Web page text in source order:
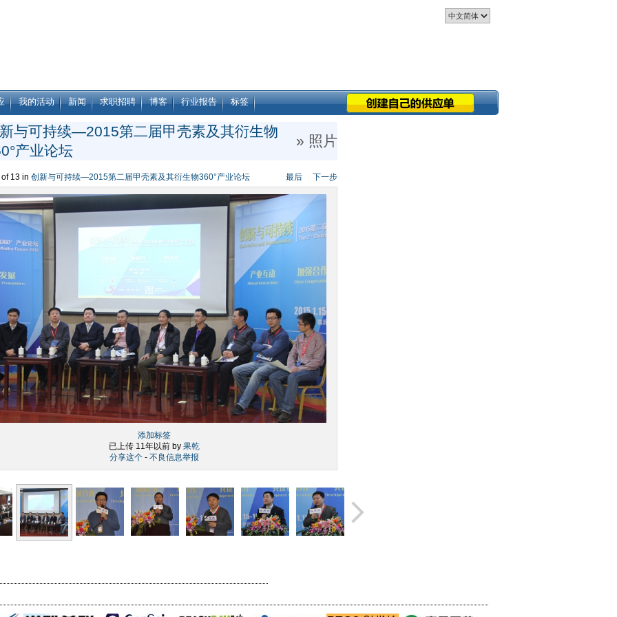
我的活动 新闻 求职招聘 博客 行业报告 标签
与可持续—2015第二届甲壳素及其衍生物
产业论坛
» 照片
13 in 创新与可持续—2015第二届甲壳素及其衍生物360°产业论坛 最后 下一步
添加标签
已上传 11年以前 by 果乾
分享这个 - 不良信息举报